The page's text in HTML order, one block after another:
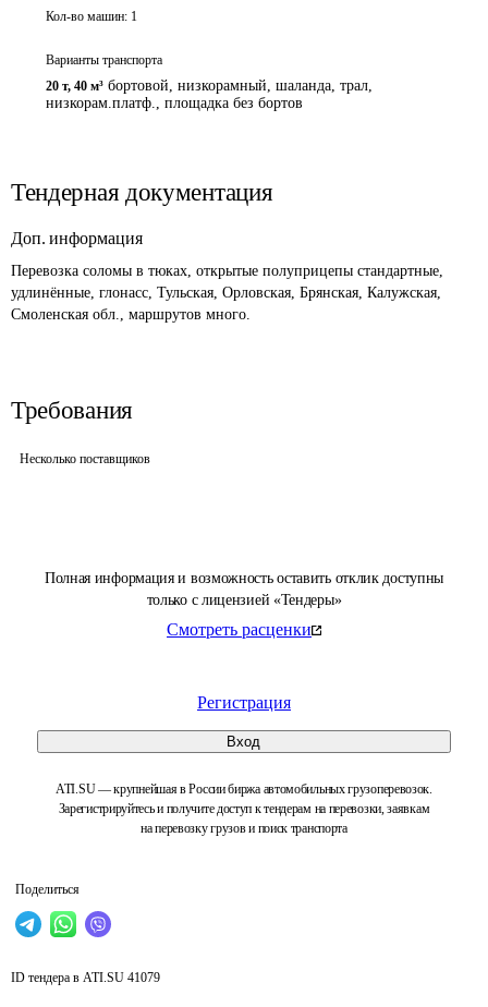
Полная информация и возможность оставить отклик доступны
только с лицензией «Тендеры»
Смотреть расценки
Регистрация
Вход
ATI.SU — крупнейшая в России биржа автомобильных грузоперевозок.
Зарегистрируйтесь и получите доступ к тендерам на перевозки, заявкам
на перевозку грузов и поиск транспорта
Поделиться
Кол-во машин: 1
Варианты транспорта
20 т, 40 м³ бортовой, низкорамный, шаланда, трал,
низкорам.платф., площадка без бортов
Тендерная документация
Доп. информация
Перевозка соломы в тюках, открытые полуприцепы стандартные,
удлинённые, глонасс, Тульская, Орловская, Брянская, Калужская,
Смоленская обл., маршрутов много.
Требования
Несколько поставщиков
ID тендера в ATI.SU 41079